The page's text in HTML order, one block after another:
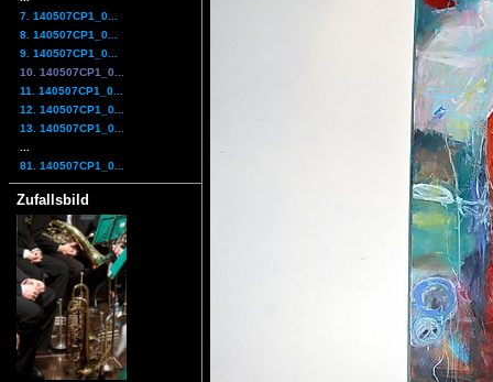
7. 140507CP1_0...
8. 140507CP1_0...
9. 140507CP1_0...
10. 140507CP1_0...
11. 140507CP1_0...
12. 140507CP1_0...
13. 140507CP1_0...
81. 140507CP1_0...
Zufallsbild